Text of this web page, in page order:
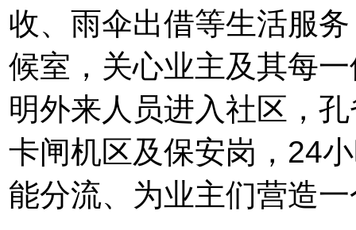
收、雨伞出借等生活服
候室，关心业主及其每
明外来人员进入社区，
卡闸机区及保安岗，24
能分流、为业主们营造